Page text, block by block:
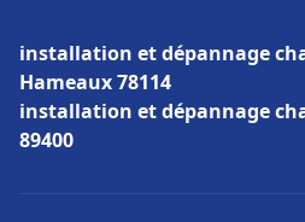
installation et dépannage
Hameaux 78114
installation et dépannage
89400